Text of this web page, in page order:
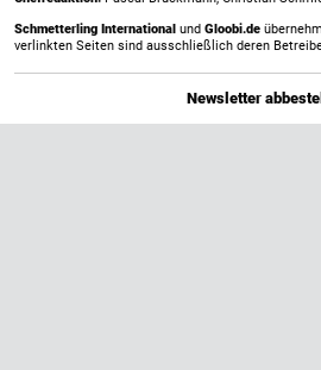
Schmetterling International und Gloobi.de
verlinkten Seiten sind ausschließlich deren
Newsletter